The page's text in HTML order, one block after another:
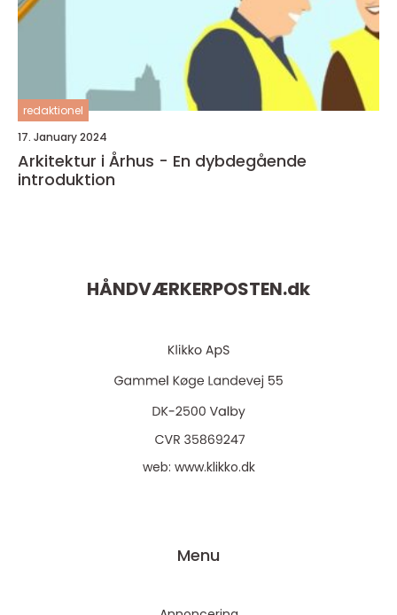
redaktionel
17. January 2024
Arkitektur i Århus - En dybdegående
introduktion
HÅNDVÆRKERPOSTEN.dk
web: www.klikko.dk
Menu